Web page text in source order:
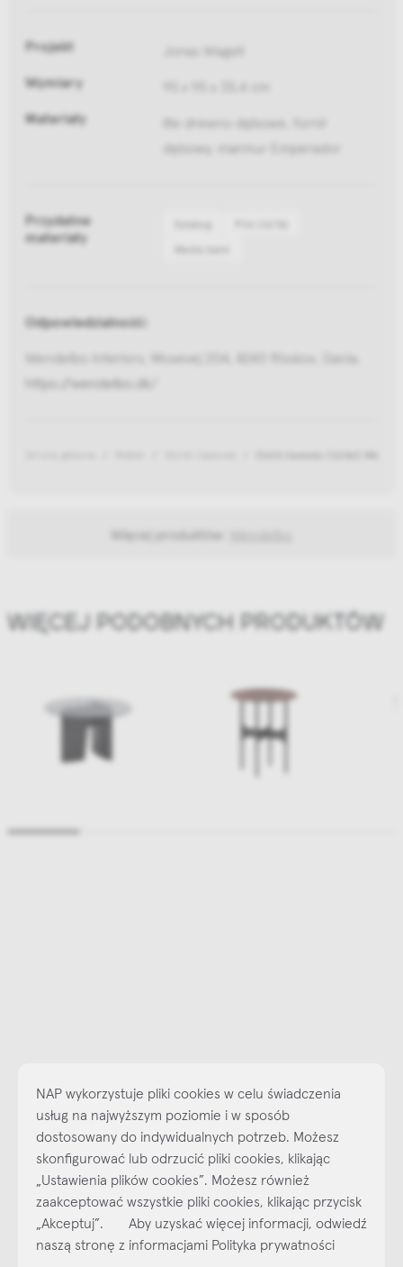
Projekt Jonas Wagell
Wymiary
Materiały
lite drewno dębowe, fornir
dębowy, marmur Emperador
Przydatne
materiały
Katalog
Media bank
Odpowiedzialność:
Wendelbo Interiors, Mosevej 20A, 8240 Risskov, Dania,
https://wendelbo.dk/
Więcej produktów:
WIĘCEJ PODOBNYCH PRODUKTÓW
Najlepsze inspiracje i promocje na wyciągnięcie ręki, zapisz się już
dzisiaj do naszego cyklicznego newslettera!
SubskrybujNEWSLETTER
NAP wykorzystuje pliki cookies w celu świadczenia
usług na najwyższym poziomie i w sposób
dostosowany do indywidualnych potrzeb. Możesz
skonfigurować lub odrzucić pliki cookies, klikając
„Ustawienia plików cookies”. Możesz również
zaakceptować wszystkie pliki cookies, klikając przycisk
„Akceptuj”. Aby uzyskać więcej informacji, odwiedź
naszą stronę z informacjami Polityka prywatności